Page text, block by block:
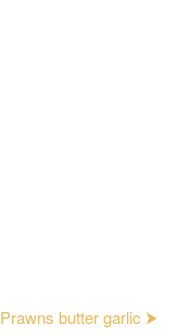
Prawns butter garlic ⮞